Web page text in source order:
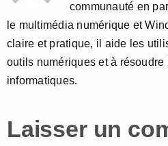
communauté en
le multimédia numérique et
claire et pratique, il aide les
outils numériques et à résoudre
informatiques.
Laisser un